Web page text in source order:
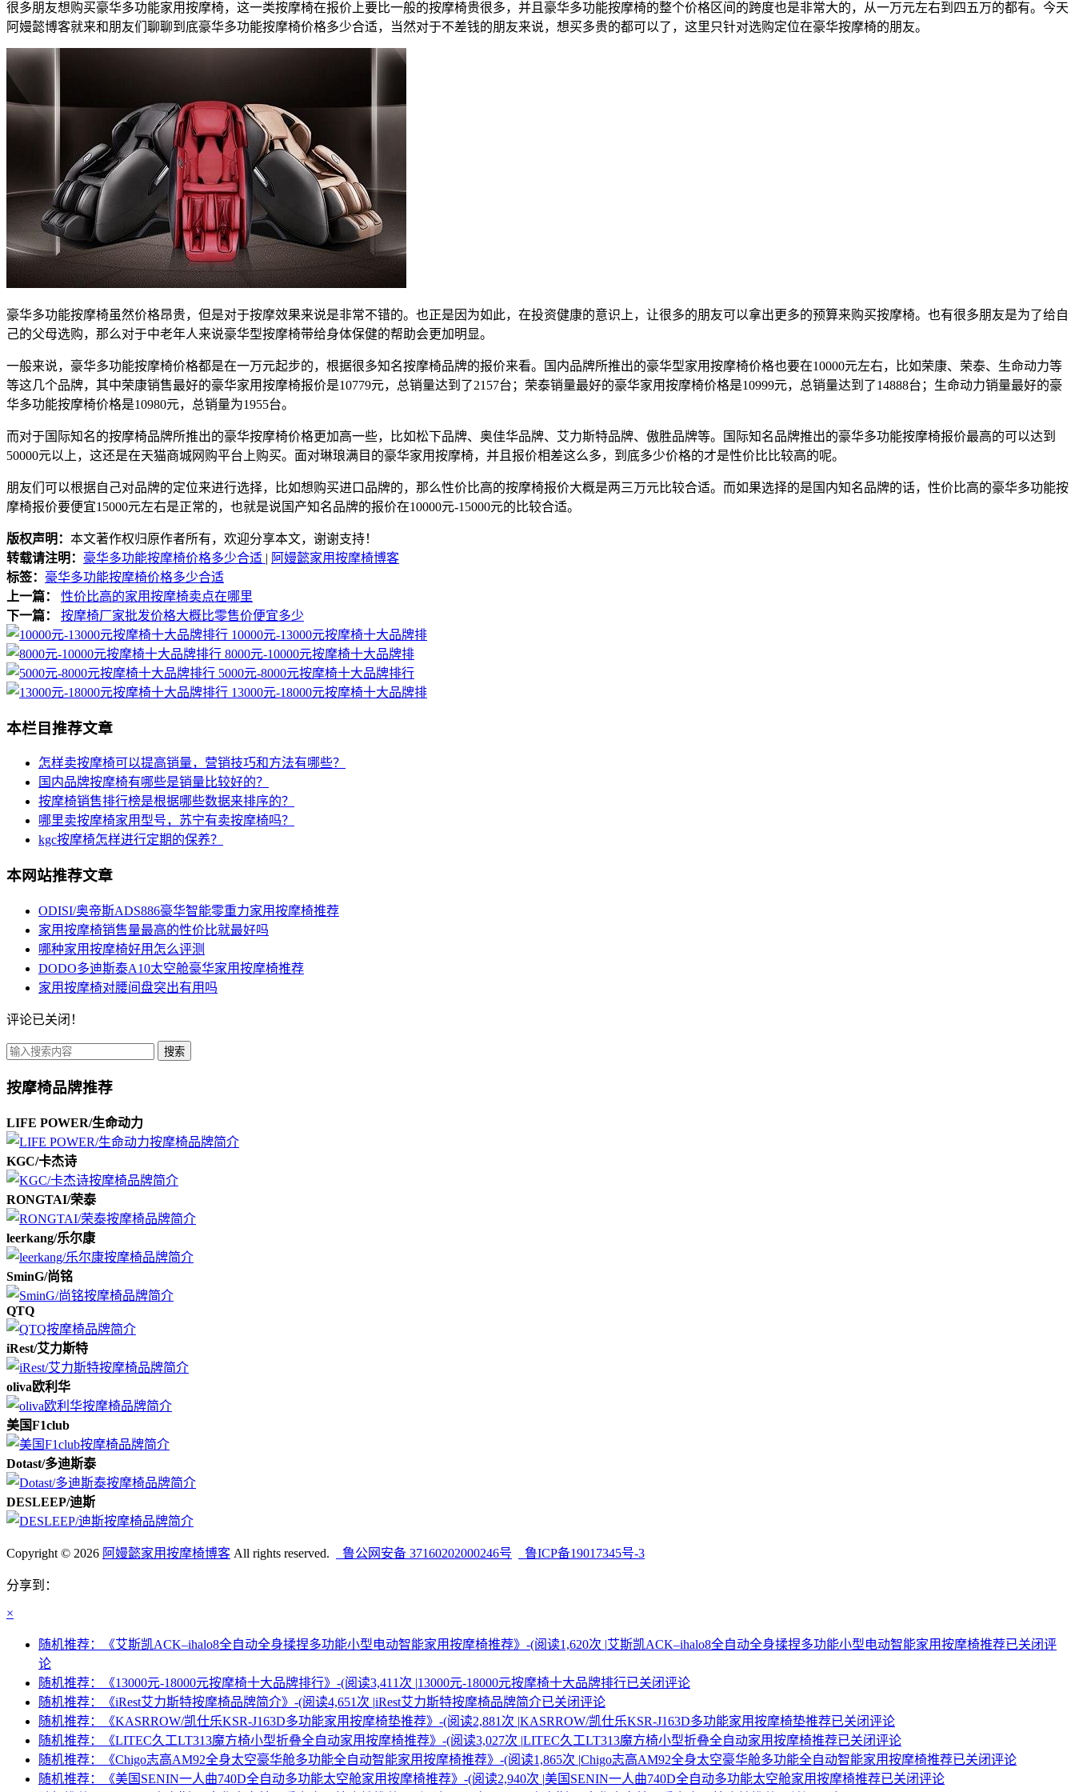
很多朋友想购买豪华多功能家用按摩椅，这一类按摩椅在报价上要比一般的按摩椅贵很多，并且豪华多功能按摩椅的整个价格区间的跨度也是非常大的，从一万元左右到四五万的都有。今天
阿嫚懿博客就来和朋友们聊聊到底豪华多功能按摩椅价格多少合适，当然对于不差钱的朋友来说，想买多贵的都可以了，这里只针对选购定位在豪华按摩椅的朋友。
豪华多功能按摩椅虽然价格昂贵，但是对于按摩效果来说是非常不错的。也正是因为如此，在投资健康的意识上，让很多的朋友可以拿出更多的预算来购买按摩椅。也有很多朋友是为了给自
己的父母选购，那么对于中老年人来说豪华型按摩椅带给身体保健的帮助会更加明显。
一般来说，豪华多功能按摩椅价格都是在一万元起步的，根据很多知名按摩椅品牌的报价来看。国内品牌所推出的豪华型家用按摩椅价格也要在10000元左右，比如荣康、荣泰、生命动力等
等这几个品牌，其中荣康销售最好的豪华家用按摩椅报价是10779元，总销量达到了2157台；荣泰销量最好的豪华家用按摩椅价格是10999元，总销量达到了14888台；生命动力销量最好的豪
华多功能按摩椅价格是10980元，总销量为1955台。
而对于国际知名的按摩椅品牌所推出的豪华按摩椅价格更加高一些，比如松下品牌、奥佳华品牌、艾力斯特品牌、傲胜品牌等。国际知名品牌推出的豪华多功能按摩椅报价最高的可以达到
50000元以上，这还是在天猫商城网购平台上购买。面对琳琅满目的豪华家用按摩椅，并且报价相差这么多，到底多少价格的才是性价比比较高的呢。
朋友们可以根据自己对品牌的定位来进行选择，比如想购买进口品牌的，那么性价比高的按摩椅报价大概是两三万元比较合适。而如果选择的是国内知名品牌的话，性价比高的豪华多功能按
摩椅报价要便宜15000元左右是正常的，也就是说国产知名品牌的报价在10000元-15000元的比较合适。
版权声明： 本文著作权归原作者所有，欢迎分享本文，谢谢支持！
转载请注明： 豪华多功能按摩椅价格多少合适 | 阿嫚懿家用按摩椅博客
标签： 豪华多功能按摩椅价格多少合适
上一篇：
性价比高的家用按摩椅卖点在哪里
下一篇：
按摩椅厂家批发价格大概比零售价便宜多少
10000元-13000元按摩椅十大品牌排
8000元-10000元按摩椅十大品牌排
5000元-8000元按摩椅十大品牌排行
13000元-18000元按摩椅十大品牌排
本栏目推荐文章
怎样卖按摩椅可以提高销量，营销技巧和方法有哪些？
国内品牌按摩椅有哪些是销量比较好的？
按摩椅销售排行榜是根据哪些数据来排序的？
哪里卖按摩椅家用型号，苏宁有卖按摩椅吗？
kgc按摩椅怎样进行定期的保养？
本网站推荐文章
ODISI/奥帝斯ADS886豪华智能零重力家用按摩椅推荐
家用按摩椅销售量最高的性价比就最好吗
哪种家用按摩椅好用怎么评测
DODO多迪斯泰A10太空舱豪华家用按摩椅推荐
家用按摩椅对腰间盘突出有用吗
评论已关闭！
搜索
按摩椅品牌推荐
LIFE POWER/生命动力
KGC/卡杰诗
RONGTAI/荣泰
leerkang/乐尔康
SminG/尚铭
QTQ
iRest/艾力斯特
oliva欧利华
美国F1club
Dotast/多迪斯泰
DESLEEP/迪斯
Copyright © 2026 阿嫚懿家用按摩椅博客 All rights reserved. 鲁公网安备 37160202000246号 鲁ICP备19017345号-3
分享到：
×
随机推荐：《艾斯凯ACK–ihalo8全自动全身揉捏多功能小型电动智能家用按摩椅推荐》-(阅读1,620次 |艾斯凯ACK–ihalo8全自动全身揉捏多功能小型电动智能家用按摩椅推荐已关闭评
论
随机推荐：《13000元-18000元按摩椅十大品牌排行》-(阅读3,411次 |13000元-18000元按摩椅十大品牌排行已关闭评论
随机推荐：《iRest艾力斯特按摩椅品牌简介》-(阅读4,651次 |iRest艾力斯特按摩椅品牌简介已关闭评论
随机推荐：《KASRROW/凯仕乐KSR-J163D多功能家用按摩椅垫推荐》-(阅读2,881次 |KASRROW/凯仕乐KSR-J163D多功能家用按摩椅垫推荐已关闭评论
随机推荐：《LITEC久工LT313魔方椅小型折叠全自动家用按摩椅推荐》-(阅读3,027次 |LITEC久工LT313魔方椅小型折叠全自动家用按摩椅推荐已关闭评论
随机推荐：《Chigo志高AM92全身太空豪华舱多功能全自动智能家用按摩椅推荐》-(阅读1,865次 |Chigo志高AM92全身太空豪华舱多功能全自动智能家用按摩椅推荐已关闭评论
随机推荐：《美国SENIN一人曲740D全自动多功能太空舱家用按摩椅推荐》-(阅读2,940次 |美国SENIN一人曲740D全自动多功能太空舱家用按摩椅推荐已关闭评论